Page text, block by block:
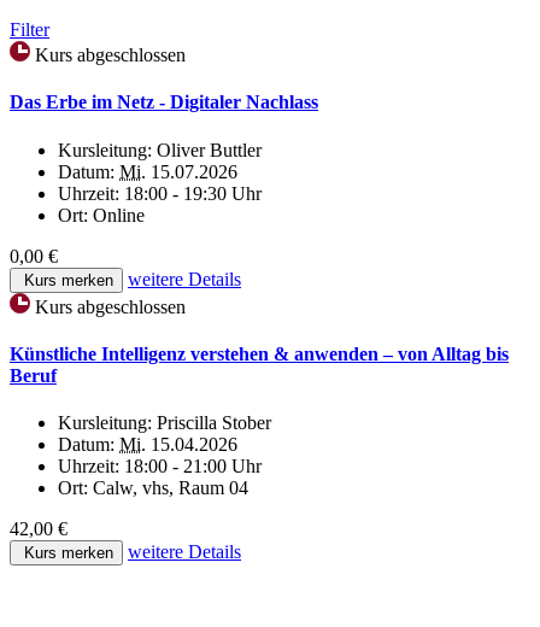
Filter
Kurs abgeschlossen
Das Erbe im Netz - Digitaler Nachlass
Kursleitung: Oliver Buttler
Datum: Mi. 15.07.2026
Uhrzeit: 18:00 - 19:30 Uhr
Ort: Online
0,00 €
Kurs merken
weitere Details
Kurs abgeschlossen
Künstliche Intelligenz verstehen & anwenden – von Alltag bis
Beruf
Kursleitung: Priscilla Stober
Datum: Mi. 15.04.2026
Uhrzeit: 18:00 - 21:00 Uhr
Ort: Calw, vhs, Raum 04
42,00 €
Kurs merken weitere Details